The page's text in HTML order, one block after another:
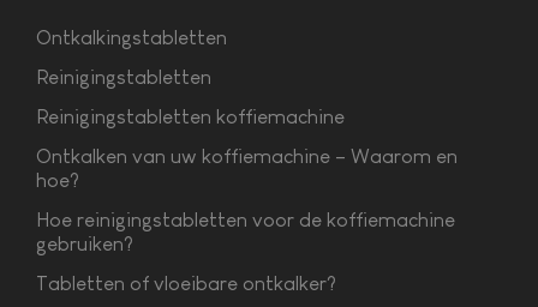
Ontkalkingstabletten
Reinigingstabletten
Reinigingstabletten koffiemachine
Ontkalken van uw koffiemachine – Waarom en
hoe?
Hoe reinigingstabletten voor de koffiemachine
gebruiken?
Tabletten of vloeibare ontkalker?